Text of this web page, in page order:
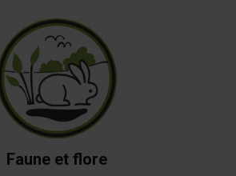
Faune et flore